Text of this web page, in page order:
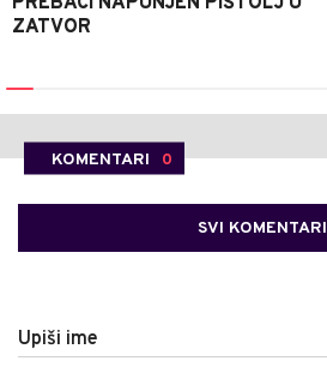
ZATVOR
KOMENTARI 0
SVI KOMENTARI
Upiši ime